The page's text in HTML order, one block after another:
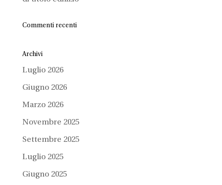
Commenti recenti
Archivi
Luglio 2026
Giugno 2026
Marzo 2026
Novembre 2025
Settembre 2025
Luglio 2025
Giugno 2025